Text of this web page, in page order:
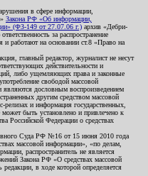
в сфере информации,
Закона РФ «Об информации,
(ФЗ-149 от 27.07.06 г.) архив «Дебри-
за распространение
и работают на основании ст.8 «Право на
главный редактор, журналист не несут
действительности и
либо ущемляющих права и законные
свободой массовой
дословным воспроизведением
другим средством массовой
и информация государственных,
быть установлено и привлечено к
Российской Федерации о средствах
Суда РФ №16 от 15 июня 2010 года
массовой информации», «по делам,
распространитель не является
Закона РФ «О средствах массовой
в ходе которой определяется